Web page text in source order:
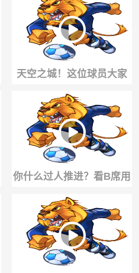
指导谁？
天空之城！这位球员大家
应该很熟悉吧？
你什么过人推进？看B席用
实况足球的玩法带球👍